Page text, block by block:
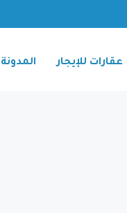
عقارات للإيجار المدونة